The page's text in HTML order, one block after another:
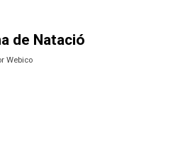
de Natació
Webico